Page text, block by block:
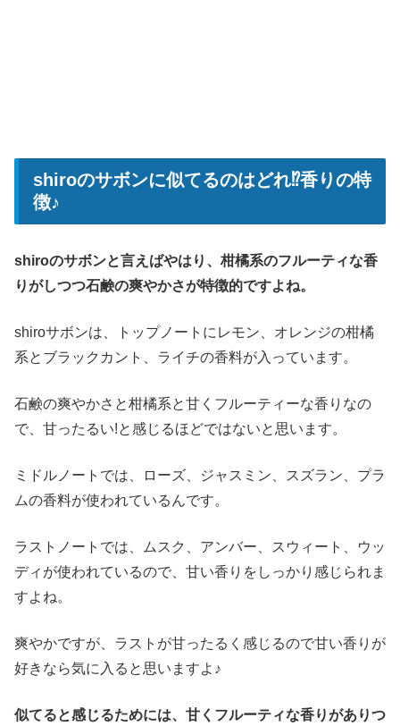
shiroのサボンに似てるのはどれ⁉香りの特
徴♪
shiroのサボンと言えばやはり、柑橘系のフルーティな香
りがしつつ石鹸の爽やかさが特徴的ですよね。
shiroサボンは、トップノートにレモン、オレンジの柑橘
系とブラックカント、ライチの香料が入っています。
石鹸の爽やかさと柑橘系と甘くフルーティーな香りなの
で、甘ったるい!と感じるほどではないと思います。
ミドルノートでは、ローズ、ジャスミン、スズラン、プラ
ムの香料が使われているんです。
ラストノートでは、ムスク、アンバー、スウィート、ウッ
ディが使われているので、甘い香りをしっかり感じられま
すよね。
爽やかですが、ラストが甘ったるく感じるので甘い香りが
好きなら気に入ると思いますよ♪
似てると感じるためには、甘くフルーティな香りがありつ